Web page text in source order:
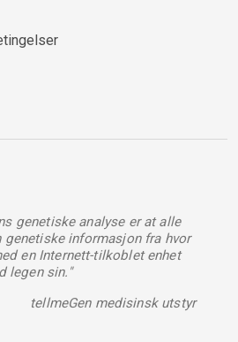
genetiske analyse er at alle
informasjon fra hvor
en Internett-tilkoblet enhet
legen sin."
tellmeGen medisinsk utstyr